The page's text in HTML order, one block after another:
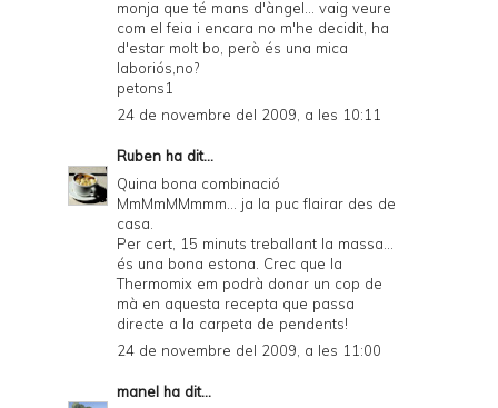
monja que té mans d'àngel... vaig veure
com el feia i encara no m'he decidit, ha
d'estar molt bo, però és una mica
laboriós,no?
petons1
24 de novembre del 2009, a les 10:11
Ruben ha dit...
Quina bona combinació
MmMmMMmmm... ja la puc flairar des de
casa.
Per cert, 15 minuts treballant la massa...
és una bona estona. Crec que la
Thermomix em podrà donar un cop de
mà en aquesta recepta que passa
directe a la carpeta de pendents!
24 de novembre del 2009, a les 11:00
manel ha dit...